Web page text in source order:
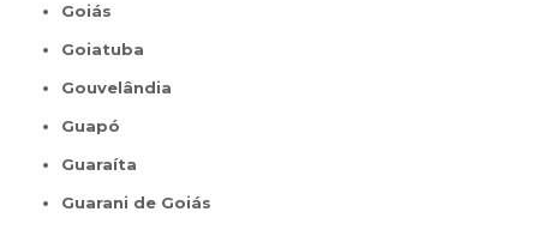
Goiás
Goiatuba
Gouvelândia
Guapó
Guaraíta
Guarani de Goiás